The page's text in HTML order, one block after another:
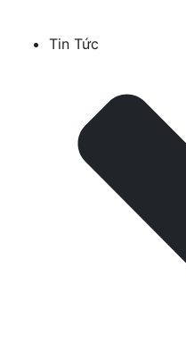
Tin Tức